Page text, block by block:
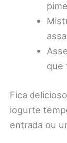
que
Fica
iogurte
entrada ou